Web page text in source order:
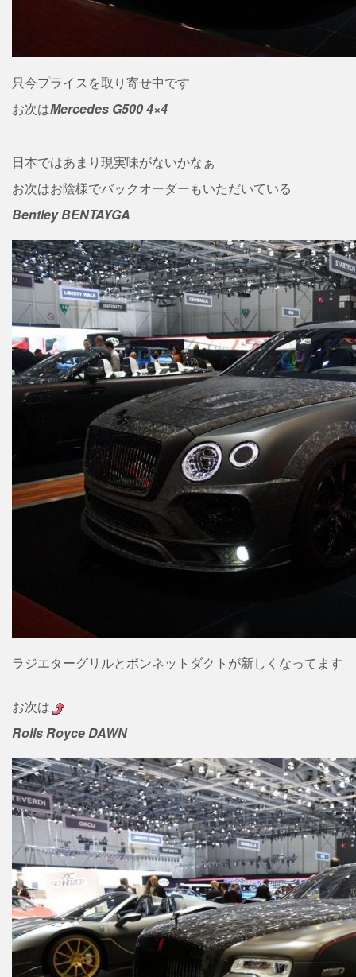
只今プライスを取り寄せ中です
お次はMercedes G500 4×4
日本ではあまり現実味がないかなぁ
お次はお陰様でバックオーダーもいただいている
Bentley BENTAYGA
ラジエターグリルとボンネットダクトが新しくなってます
お次は
Rolls Royce DAWN